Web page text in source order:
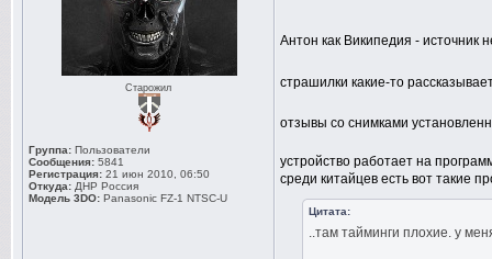
Старожил
Группа: Пользователи
Сообщения: 5841
Регистрация: 21 июн 2010, 06:50
Откуда: ДНР Россия
Модель 3DO: Panasonic FZ-1 NTSC-U
Антон как Википедия -
страшилки какие-то
отзывы со снимками
устройство работает на
среди китайцев есть вот такие
Цитата:
..там тайминги плохие. у